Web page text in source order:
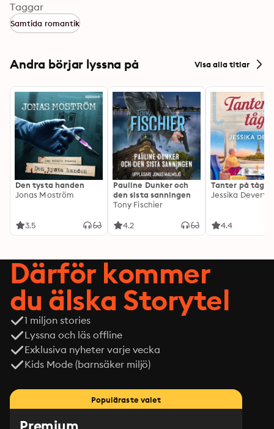
dream. He is passionate, and when he wants
something, he goes after it.
When a chance encounter brings Laura and him
grasp, like she did years ago.
Every girl in the world might want to call Alec
Not every girl got pregnant by the infamous NHL star
and was left to raise their son on her own. And not
every girl has the capability of bringing him to his
knees.
When long-lost love reignites, and twisted truths come
to light, Laura questions everything she thought she
knew. And nothing is certain until the first drop of rain
rolls down her cheek.
Taggar
Samtida romantik
Andra börjar lyssna på Visa alla titlar
Den tysta handen
Jonas Moström
3.5
Pauline Dunker och
den sista sanningen
Tony Fischier
4.2
Tanter på tåg
Jessika Devert
4.4
Därför kommer
du älska Storytel
1 miljon stories
Lyssna och läs offline
Exklusiva nyheter varje vecka
Kids Mode (barnsäker miljö)
Populäraste valet